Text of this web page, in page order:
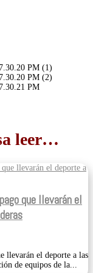
leer…
que llevarán el
llevarán el deporte a las
de equipos de la...